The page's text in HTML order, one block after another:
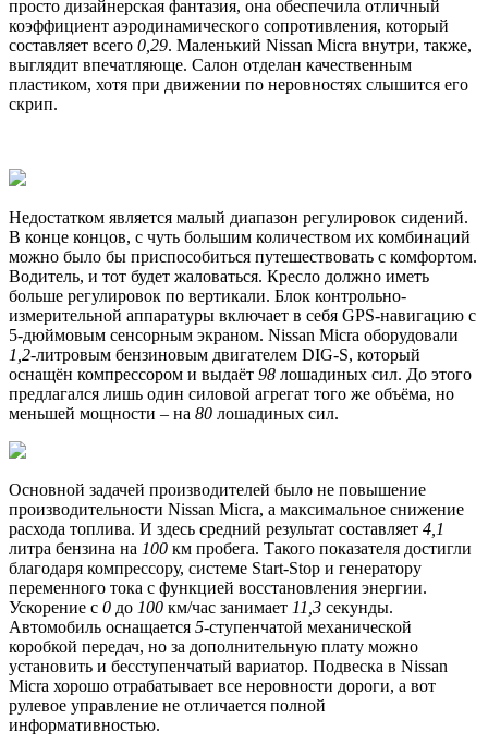
просто дизайнерская фантазия, она обеспечила отличный
коэффициент аэродинамического сопротивления, который
составляет всего 0,29. Маленький Nissan Micra внутри, также,
выглядит впечатляюще. Салон отделан качественным
пластиком, хотя при движении по неровностях слышится его
скрип.
Недостатком является малый диапазон регулировок сидений.
В конце концов, с чуть большим количеством их комбинаций
можно было бы приспособиться путешествовать с комфортом.
Водитель, и тот будет жаловаться. Кресло должно иметь
больше регулировок по вертикали. Блок контрольно-
измерительной аппаратуры включает в себя GPS-навигацию с
5-дюймовым сенсорным экраном. Nissan Micra оборудовали
1,2-литровым бензиновым двигателем DIG-S, который
оснащён компрессором и выдаёт 98 лошадиных сил. До этого
предлагался лишь один силовой агрегат того же объёма, но
меньшей мощности – на 80 лошадиных сил.
Основной задачей производителей было не повышение
производительности Nissan Micra, а максимальное снижение
расхода топлива. И здесь средний результат составляет 4,1
литра бензина на 100 км пробега. Такого показателя достигли
благодаря компрессору, системе Start-Stop и генератору
переменного тока с функцией восстановления энергии.
Ускорение с 0 до 100 км/час занимает 11,3 секунды.
Автомобиль оснащается 5-ступенчатой механической
коробкой передач, но за дополнительную плату можно
установить и бесступенчатый вариатор. Подвеска в Nissan
Micra хорошо отрабатывает все неровности дороги, а вот
рулевое управление не отличается полной
информативностью.